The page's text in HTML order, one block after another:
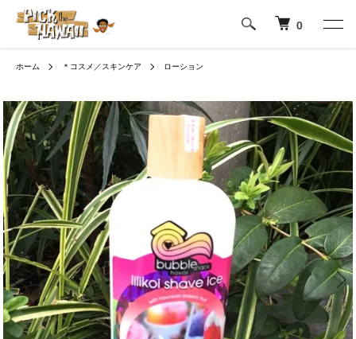
0
ホーム ＊コスメ／スキンケア ローション